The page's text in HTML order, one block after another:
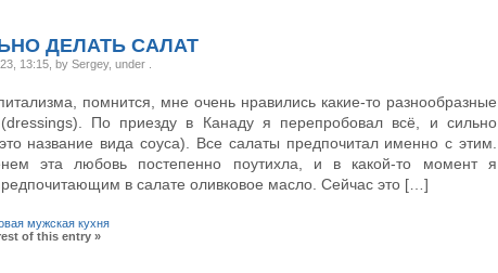
ДЕЛАТЬ САЛАТ
13:15, by Sergey, under
помнится, мне очень нравились какие-то разнообразные
По приезду в Канаду я перепробовал всё, и сильно
название вида соуса). Все салаты предпочитал именно с этим.
эта любовь постепенно поутихла, и в какой-то момент я
в салате оливковое масло. Сейчас это […]
мужская кухня
of this entry »